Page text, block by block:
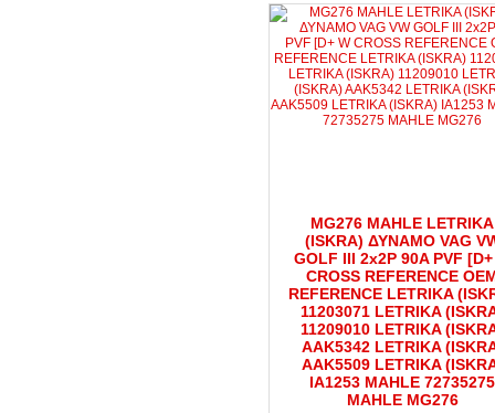
MG276 MAHLE LETRIKA
(ISKRA) ΔΥΝΑΜΟ VAG
GOLF III 2x2P 90A PVF [D+
CROSS REFERENCE
REFERENCE LETRIKA
11203071 LETRIKA
11209010 LETRIKA
AAK5342 LETRIKA
AAK5509 LETRIKA
IA1253 MAHLE 72735275
MAHLE MG276